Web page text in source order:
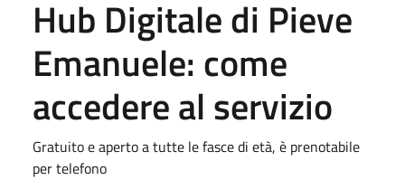
Hub Digitale di Pieve
Emanuele: come
accedere al servizio
Gratuito e aperto a tutte le fasce di età, è prenotabile
per telefono